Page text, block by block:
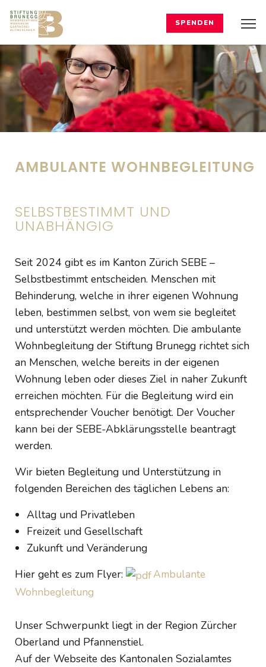
SPENDEN
AMBULANTE WOHNBEGLEITUNG
SELBSTBESTIMMT UND
UNABHÄNGIG
Seit 2024 gibt es im Kanton Zürich SEBE –
Selbstbestimmt entscheiden. Menschen mit
Behinderung, welche in ihrer eigenen Wohnung
leben, bestimmen selbst, von wem sie begleitet
und unterstützt werden möchten. Die ambulante
Wohnbegleitung der Stiftung Brunegg richtet sich
an Menschen, welche bereits in der eigenen
Wohnung leben oder dieses Ziel in naher Zukunft
erreichen möchten. Für die Begleitung wird ein
entsprechender Voucher benötigt. Der Voucher
kann bei der SEBE-Abklärungsstelle beantragt
werden.
Wir bieten Begleitung und Unterstützung in
folgenden Bereichen des täglichen Lebens an:
Alltag und Privatleben
Freizeit und Gesellschaft
Zukunft und Veränderung
Hier geht es zum Flyer:
Ambulante
Wohnbegleitung
Unser Schwerpunkt liegt in der Region Zürcher
Oberland und Pfannenstiel.
Auf der Webseite des Kantonalen Sozialamtes